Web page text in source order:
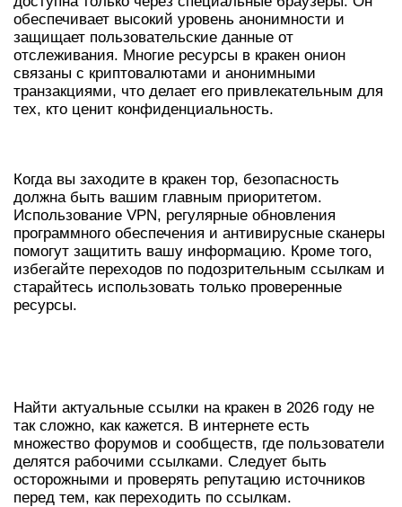
обеспечивает высокий уровень анонимности и
защищает пользовательские данные от
отслеживания. Многие ресурсы в кракен онион
связаны с криптовалютами и анонимными
транзакциями, что делает его привлекательным для
тех, кто ценит конфиденциальность.
Когда вы заходите в кракен тор, безопасность
должна быть вашим главным приоритетом.
Использование VPN, регулярные обновления
программного обеспечения и антивирусные сканеры
помогут защитить вашу информацию. Кроме того,
избегайте переходов по подозрительным ссылкам и
старайтесь использовать только проверенные
ресурсы.
Найти актуальные ссылки на кракен в 2026 году не
так сложно, как кажется. В интернете есть
множество форумов и сообществ, где пользователи
делятся рабочими ссылками. Следует быть
осторожными и проверять репутацию источников
перед тем, как переходить по ссылкам.